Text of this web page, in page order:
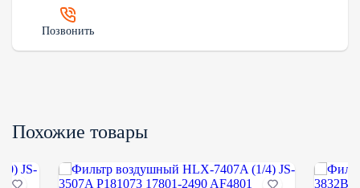
Позвонить
Похожие товары